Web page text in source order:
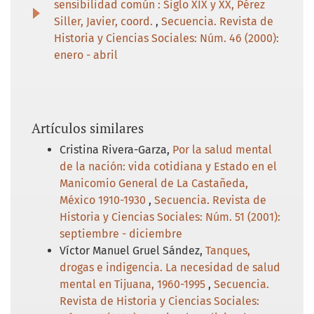
sensibilidad común : Siglo XIX y XX, Pérez
Siller, Javier, coord. , Secuencia. Revista de
Historia y Ciencias Sociales: Núm. 46 (2000):
enero - abril
Artículos similares
Cristina Rivera-Garza, Por la salud mental
de la nación: vida cotidiana y Estado en el
Manicomio General de La Castañeda,
México 1910-1930 , Secuencia. Revista de
Historia y Ciencias Sociales: Núm. 51 (2001):
septiembre - diciembre
Víctor Manuel Gruel Sández, Tanques,
drogas e indigencia. La necesidad de salud
mental en Tijuana, 1960-1995 , Secuencia.
Revista de Historia y Ciencias Sociales: